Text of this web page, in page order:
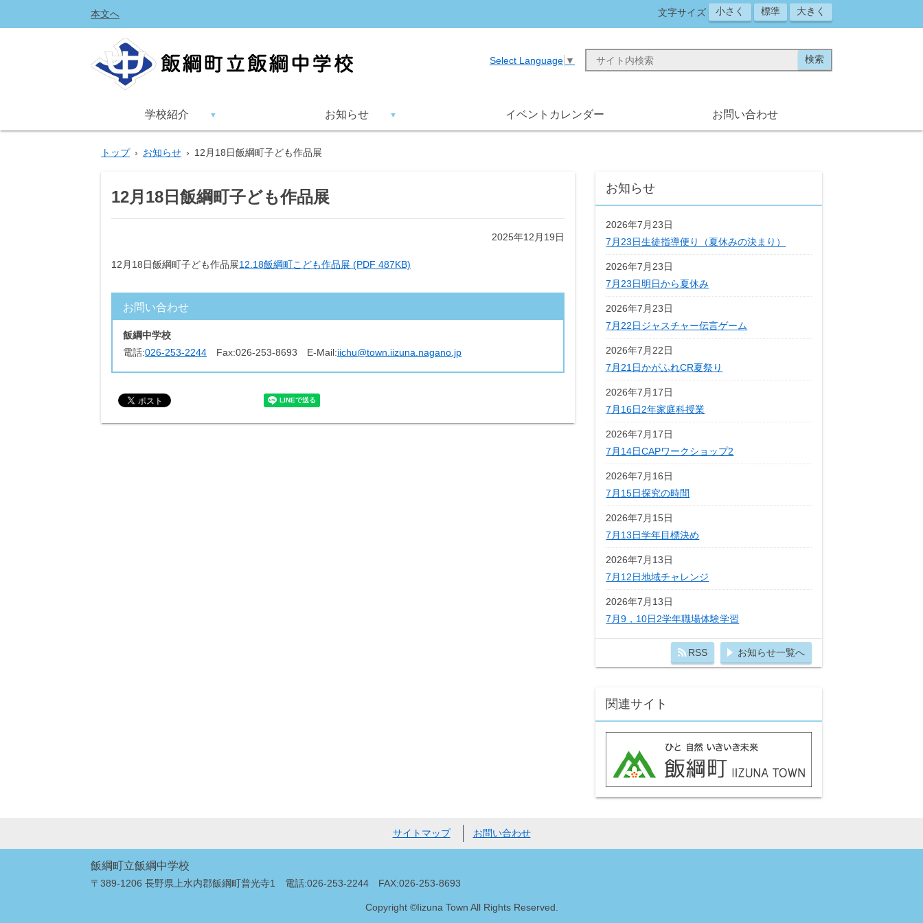
本文へ 文字サイズ 小さく 標準 大きく
Select Language ▼
学校紹介 お知らせ イベントカレンダー お問い合わせ
トップ › お知らせ › 12月18日飯綱町子ども作品展
12月18日飯綱町子ども作品展
2025年12月19日
12月18日飯綱町子ども作品展12.18飯綱町こども作品展 (PDF 487KB)
お問い合わせ
飯綱中学校
電話:026-253-2244 Fax:026-253-8693 E-Mail:iichu@town.iizuna.nagano.jp
お知らせ
2026年7月23日
7月23日生徒指導便り（夏休みの決まり）
2026年7月23日
7月23日明日から夏休み
2026年7月23日
7月22日ジャスチャー伝言ゲーム
2026年7月22日
7月21日かがふれCR夏祭り
2026年7月17日
7月16日2年家庭科授業
2026年7月17日
7月14日CAPワークショップ2
2026年7月16日
7月15日探究の時間
2026年7月15日
7月13日学年目標決め
2026年7月13日
7月12日地域チャレンジ
2026年7月13日
7月9，10日2学年職場体験学習
RSS お知らせ一覧へ
関連サイト
サイトマップ お問い合わせ
飯綱町立飯綱中学校
〒389-1206 長野県上水内郡飯綱町普光寺1 電話:026-253-2244 FAX:026-253-8693
Copyright ©Iizuna Town All Rights Reserved.